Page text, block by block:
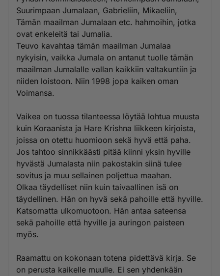
Suurimpaan Jumalaan, Gabrieliin, Mikaeliin,
Tämän maailman Jumalaan etc. hahmoihin, jotka
ovat enkeleitä tai Jumalia.
Teuvo kavahtaa tämän maailman Jumalaa
nykyisin, vaikka Jumala on antanut tuolle tämän
maailman Jumalalle vallan kaikkiin valtakuntiin ja
niiden loistoon. Niin 1998 jopa kaiken oman
Voimansa.
Vaikea on tuossa tilanteessa löytää lohtua muusta
kuin Koraanista ja Hare Krishna liikkeen kirjoista,
joissa on otettu huomioon sekä hyvä että paha.
Jos tahtoo sinnikkäästi pitää kiinni yksin hyville
hyvästä Jumalasta niin pakostakin siinä tulee
sovitus ja muu sellainen poljettua maahan.
Olkaa täydelliset niin kuin taivaallinen isä on
täydellinen. Hän on hyvä sekä pahoille että hyville.
Katsomatta ulkomuotoon. Hän antaa sateensa
sekä pahoille että hyville ja auringon paisteen
myös.
Raamattu on kokonaan totena pidettävä kirja. Se
on perusta kaikelle muulle. Ei sen yhdenkään